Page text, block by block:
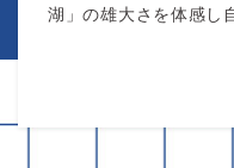
湖」の雄大さを体感し